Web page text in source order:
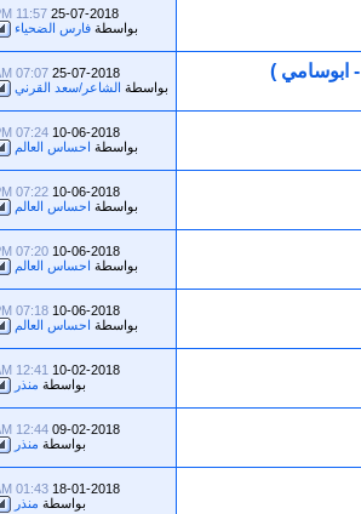
25-07-2018
11:57 PM
بواسطة فارس الضحياء
ابوسامي ) 25-07-2018
07:07 AM
بواسطة الشاعر/سعد القرني
10-06-2018
07:24 PM
بواسطة احساس العالم
10-06-2018
07:22 PM
بواسطة احساس العالم
10-06-2018
07:20 PM
بواسطة احساس العالم
10-06-2018
07:18 PM
بواسطة احساس العالم
10-02-2018
12:41 AM
بواسطة منذر
09-02-2018
12:44 AM
بواسطة منذر
18-01-2018
01:43 AM
بواسطة منذر